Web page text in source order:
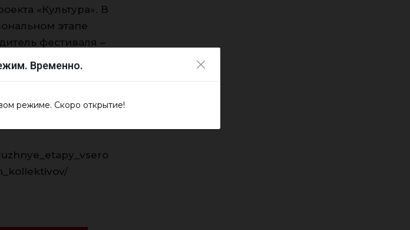
Временно.
режиме. Скоро открытие!
«Культура». В
этапе
фестиваля –
–
региональные